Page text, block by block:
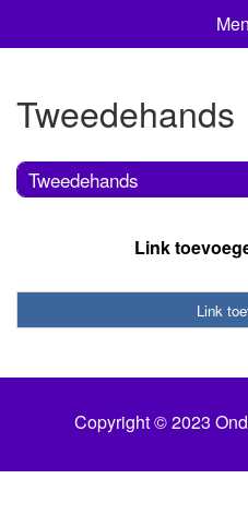
Tweedehands
Tweedehands
Link
Link
Copyright © 2023